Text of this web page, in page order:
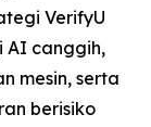
VerifyU
AI canggih,
mesin, serta
berisiko